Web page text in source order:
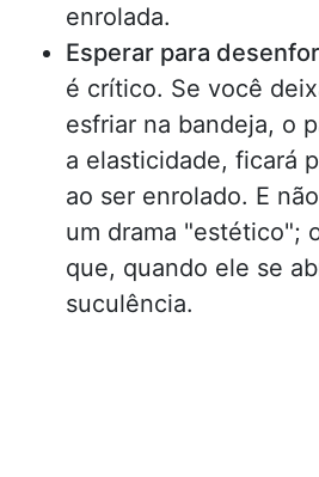
enrolada.
Esperar para
é crítico. Se você
esfriar na bandeja, o
a elasticidade, ficará
ao ser enrolado. E
um drama "estético";
que, quando ele se
suculência.